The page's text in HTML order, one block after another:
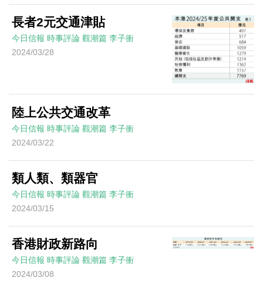
長者2元交通津貼
今日信報 時事評論 觀潮篇 李子衝
2024/03/28
陸上公共交通改革
今日信報 時事評論 觀潮篇 李子衝
2024/03/22
類人類、類器官
今日信報 時事評論 觀潮篇 李子衝
2024/03/15
香港財政新路向
今日信報 時事評論 觀潮篇 李子衝
2024/03/08